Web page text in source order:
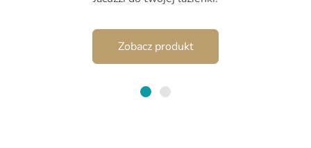
Zobacz produkt